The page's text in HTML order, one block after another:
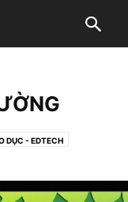
DỤC - EDTECH